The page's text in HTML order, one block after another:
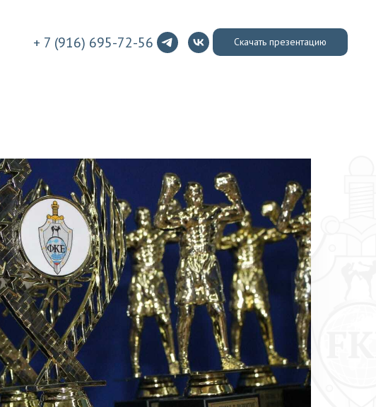
+ 7 (916) 695-72-56 Скачать презентацию